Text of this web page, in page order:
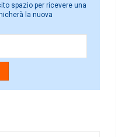
spazio per ricevere una
la nuova